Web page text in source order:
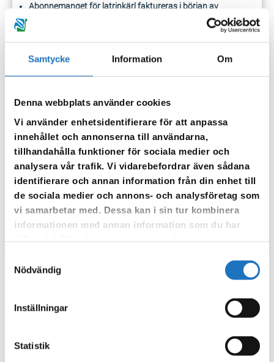
Samtycke Information Om
Denna webbplats använder cookies
Vi använder enhetsidentifierare för att anpassa
innehållet och annonserna till användarna,
tillhandahålla funktioner för sociala medier och
analysera vår trafik. Vi vidarebefordrar även sådana
identifierare och annan information från din enhet till
de sociala medier och annons- och analysföretag som
vi samarbetar med. Dessa kan i sin tur kombinera
informationen med annan information som du har
Nödvändig
Inställningar
Statistik
Abonnemanget för latrinkärl faktureras i början av
Hämtning av latrin är en säsongstjänst och går bara att
För hämtning vid tomtgräns eller anvisad plats tillkommer
en hämtningskostnad per kärl, enligt gällande taxa.
hämtningsvecka.
De kärl som vi hämtar ska var uppmärkta med de etiketter
som du fått i informationsbrevet. Kärl utan id-etikett lämnas
kvar.
Kärlet får endast innehålla avföring, toapapper och
strömedel (exempel torv).
Du får inte slänga material som inte är organiskt,
exempelvis bindor, tamponger, blöjor och plastpåsar (gäller
även så kallade biologiskt nedbrytbara plastpåsar)
För att få dina latrinbehållare hämtade måste du